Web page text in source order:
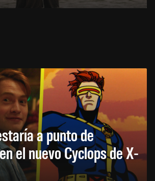
a punto de
el nuevo Cyclops de X-